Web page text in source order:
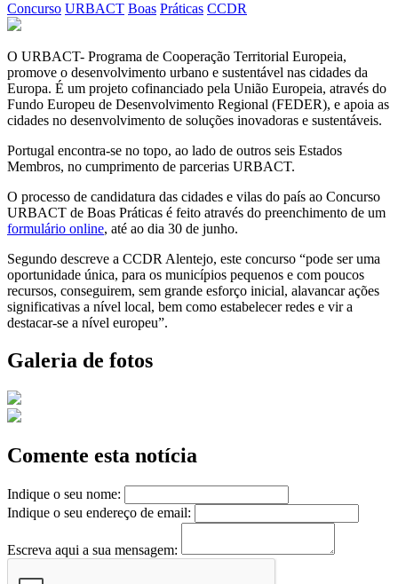
Concurso URBACT Boas Práticas CCDR
O URBACT- Programa de Cooperação Territorial Europeia,
promove o desenvolvimento urbano e sustentável nas cidades da
Europa. É um projeto cofinanciado pela União Europeia, através do
Fundo Europeu de Desenvolvimento Regional (FEDER), e apoia as
cidades no desenvolvimento de soluções inovadoras e sustentáveis.
Portugal encontra-se no topo, ao lado de outros seis Estados
Membros, no cumprimento de parcerias URBACT.
O processo de candidatura das cidades e vilas do país ao Concurso
URBACT de Boas Práticas é feito através do preenchimento de um
formulário online, até ao dia 30 de junho.
Segundo descreve a CCDR Alentejo, este concurso “pode ser uma
oportunidade única, para os municípios pequenos e com poucos
recursos, conseguirem, sem grande esforço inicial, alavancar ações
significativas a nível local, bem como estabelecer redes e vir a
destacar-se a nível europeu”.
Galeria de fotos
Comente esta notícia
Indique o seu nome:
Indique o seu endereço de email:
Escreva aqui a sua mensagem: